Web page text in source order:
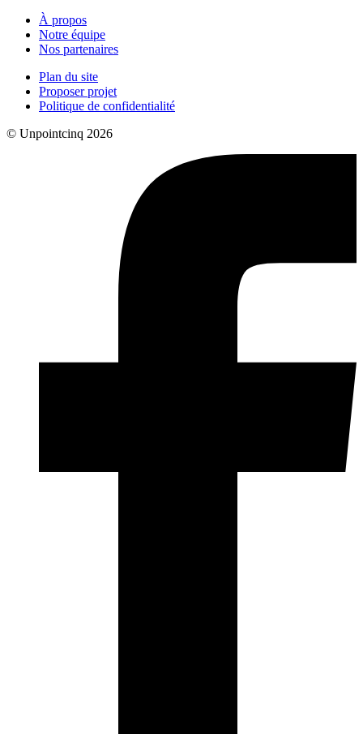
À propos
Notre équipe
Nos partenaires
Plan du site
Proposer projet
Politique de confidentialité
© Unpointcinq 2026